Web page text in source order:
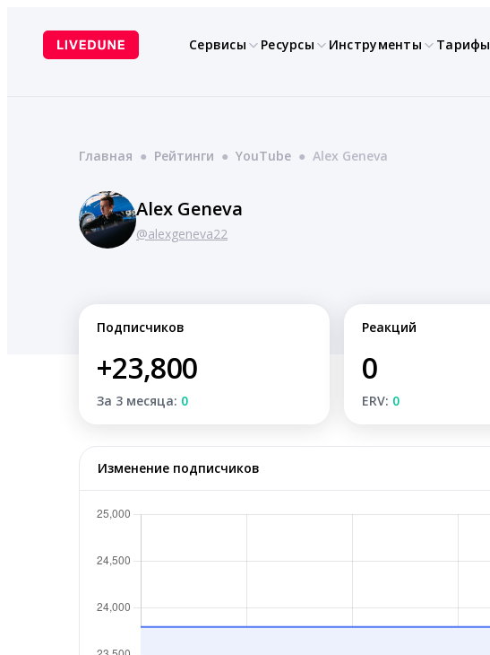
содержимому
Сервисы Ресурсы Инструменты Тарифы
Главная ● Рейтинги ● YouTube ● Alex Geneva
Alex Geneva
@alexgeneva22
Подписчиков
+23,800
За 3 месяца: 0
Реакций
0
ERV: 0
Изменение подписчиков